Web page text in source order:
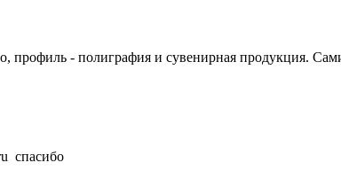
профиль - полиграфия и сувенирная продукция.
спасибо